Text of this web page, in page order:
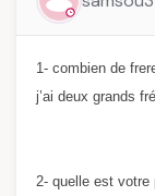
1- combien de
j’ai deux grands
2- quelle est votre